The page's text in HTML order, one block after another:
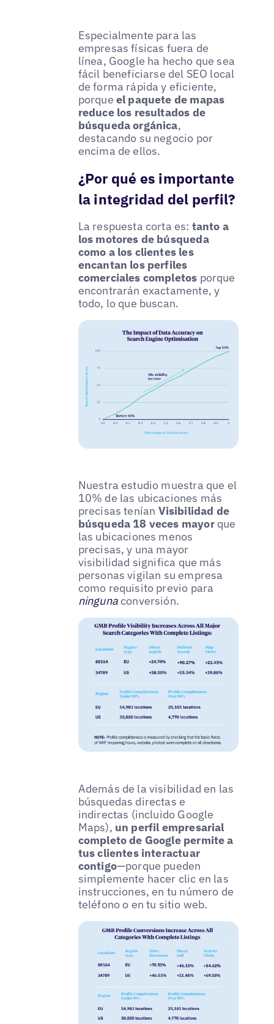
Especialmente para las
empresas físicas fuera de
línea, Google ha hecho que sea
fácil beneficiarse del SEO local
de forma rápida y eficiente,
porque el paquete de mapas
reduce los resultados de
búsqueda orgánica,
destacando su negocio por
encima de ellos.
¿Por qué es importante
la integridad del perfil?
La respuesta corta es: tanto a
los motores de búsqueda
como a los clientes les
encantan los perfiles
comerciales completos porque
encontrarán exactamente, y
todo, lo que buscan.
Nuestra estudio muestra que el
10% de las ubicaciones más
precisas tenían Visibilidad de
búsqueda 18 veces mayorque
las ubicaciones menos
precisas, y una mayor
visibilidad significa que más
personas vigilan su empresa
como requisito previo para
ningunaconversión.
Además de la visibilidad en las
búsquedas directas e
indirectas (incluido Google
Maps), un perfil empresarial
completo de Google permite a
tus clientes interactuar
contigo—porque pueden
simplemente hacer clic en las
instrucciones, en tu número de
teléfono o en tu sitio web.